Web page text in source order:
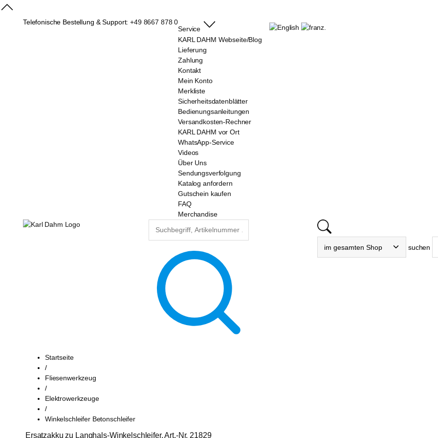
Telefonische Bestellung & Support:+49 8667 878 0
Service
KARL DAHM Webseite/Blog
Lieferung
Zahlung
Kontakt
Mein Konto
Merkliste
Sicherheitsdatenblätter
Bedienungsanleitungen
Versandkosten-Rechner
KARL DAHM vor Ort
WhatsApp-Service
Videos
Über Uns
Sendungsverfolgung
Katalog anfordern
Gutschein kaufen
FAQ
Merchandise
suchen
Startseite
/
Fliesenwerkzeug
/
Elektrowerkzeuge
/
Winkelschleifer Betonschleifer
Ersatzakku zu Langhals-Winkelschleifer, Art.-Nr. 21829